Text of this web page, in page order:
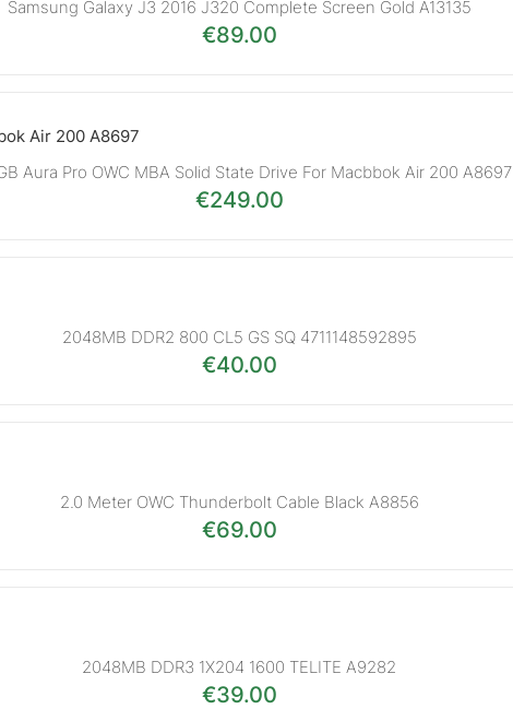
Samsung Galaxy J3 2016 J320 Complete Screen Gold A13135
€89.00
Aura Pro OWC MBA Solid State Drive For Macbbok Air 200 A8697
€249.00
2048MB DDR2 800 CL5 GS SQ 4711148592895
€40.00
2.0 Meter OWC Thunderbolt Cable Black A8856
€69.00
2048MB DDR3 1X204 1600 TELITE A9282
€39.00